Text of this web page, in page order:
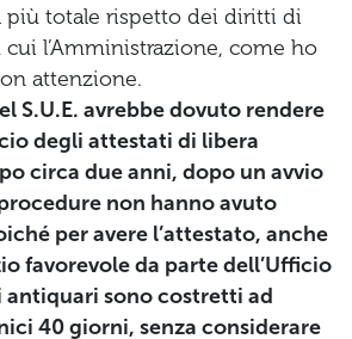
più totale rispetto dei diritti di
l’Amministrazione, come ho
attenzione.
S.U.E. avrebbe dovuto rendere
degli attestati di libera
circa due anni, dopo un avvio
non hanno avuto
per avere l’attestato, anche
favorevole da parte dell’Ufficio
antiquari sono costretti ad
40 giorni, senza considerare